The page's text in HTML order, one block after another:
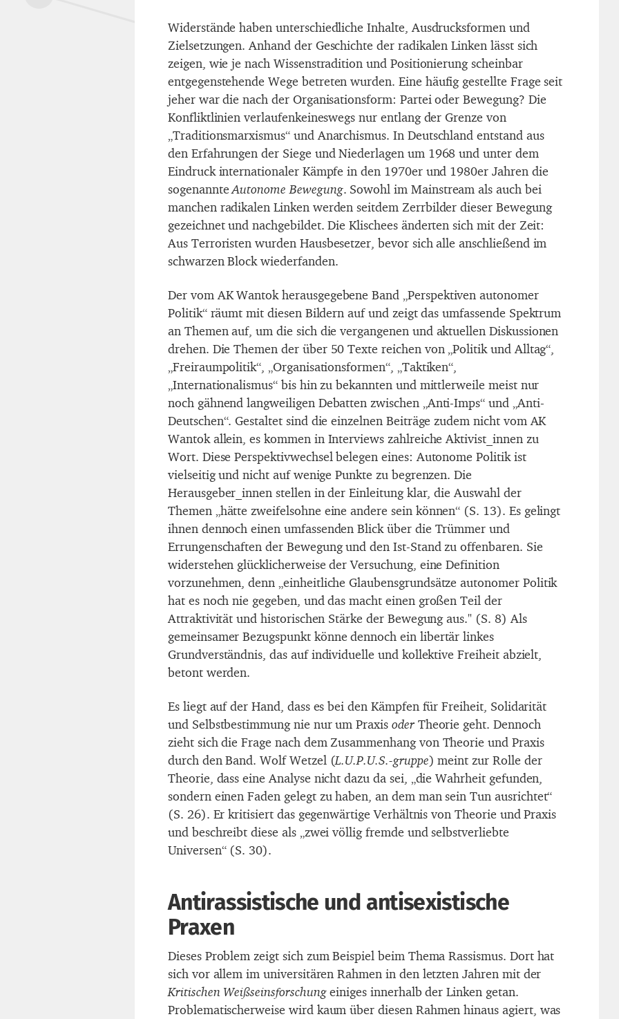
Widerstände haben unterschiedliche Inhalte, Ausdrucksformen und
Zielsetzungen. Anhand der Geschichte der radikalen Linken lässt sich
zeigen, wie je nach Wissenstradition und Positionierung scheinbar
entgegenstehende Wege betreten wurden. Eine häufig gestellte Frage seit
jeher war die nach der Organisationsform: Partei oder Bewegung? Die
Konfliktlinien verlaufenkeineswegs nur entlang der Grenze von
„Traditionsmarxismus“ und Anarchismus. In Deutschland entstand aus
den Erfahrungen der Siege und Niederlagen um 1968 und unter dem
Eindruck internationaler Kämpfe in den 1970er und 1980er Jahren die
sogenannteAutonome Bewegung. Sowohl im Mainstream als auch bei
manchen radikalen Linken werden seitdem Zerrbilder dieser Bewegung
gezeichnet und nachgebildet. Die Klischees änderten sich mit der Zeit:
Aus Terroristen wurden Hausbesetzer, bevor sich alle anschließend im
schwarzen Block wiederfanden.
Der vom AK Wantok herausgegebene Band „Perspektiven autonomer
Politik“ räumt mit diesen Bildern auf und zeigt das umfassende Spektrum
an Themen auf, um die sich die vergangenen und aktuellen Diskussionen
drehen. Die Themen der über 50 Texte reichen von „Politik und Alltag“,
„Freiraumpolitik“, „Organisationsformen“, „Taktiken“,
„Internationalismus“ bis hin zu bekannten und mittlerweile meist nur
noch gähnend langweiligen Debatten zwischen „Anti-Imps“ und „Anti-
Deutschen“. Gestaltet sind die einzelnen Beiträge zudem nicht vom AK
Wantok allein, es kommen in Interviews zahlreiche Aktivist_innen zu
Wort. Diese Perspektivwechsel belegen eines: Autonome Politik ist
vielseitig und nicht auf wenige Punkte zu begrenzen. Die
Herausgeber_innen stellen in der Einleitung klar, die Auswahl der
Themen „hätte zweifelsohne eine andere sein können“ (S. 13). Es gelingt
ihnen dennoch einen umfassenden Blick über die Trümmer und
Errungenschaften der Bewegung und den Ist-Stand zu offenbaren. Sie
widerstehen glücklicherweise der Versuchung, eine Definition
vorzunehmen, denn „einheitliche Glaubensgrundsätze autonomer Politik
hat es noch nie gegeben, und das macht einen großen Teil der
Attraktivität und historischen Stärke der Bewegung aus." (S. 8) Als
gemeinsamer Bezugspunkt könne dennoch ein libertär linkes
Grundverständnis, das auf individuelle und kollektive Freiheit abzielt,
betont werden.
Es liegt auf der Hand, dass es bei den Kämpfen für Freiheit, Solidarität
und Selbstbestimmung nie nur um Praxis oderTheorie geht. Dennoch
zieht sich die Frage nach dem Zusammenhang von Theorie und Praxis
durch den Band. Wolf Wetzel (L.U.P.U.S.-gruppe) meint zur Rolle der
Theorie, dass eine Analyse nicht dazu da sei, „die Wahrheit gefunden,
sondern einen Faden gelegt zu haben, an dem man sein Tun ausrichtet“
(S. 26). Er kritisiert das gegenwärtige Verhältnis von Theorie und Praxis
und beschreibt diese als „zwei völlig fremde und selbstverliebte
Universen“ (S. 30).
Antirassistische und antisexistische
Praxen
Dieses Problem zeigt sich zum Beispiel beim Thema Rassismus. Dort hat
sich vor allem im universitären Rahmen in den letzten Jahren mit der
Kritischen Weißseinsforschungeiniges innerhalb der Linken getan.
Problematischerweise wird kaum über diesen Rahmen hinaus agiert, was